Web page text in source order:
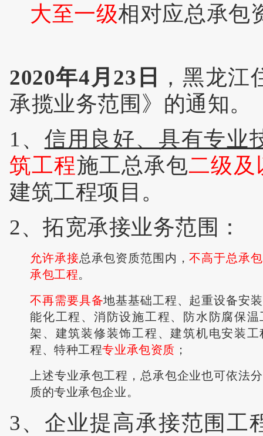
大至一级相对应总承包
2020年4月23日
，黑龙
承揽业务范围》的通知。
1、 信用良好、具有专业
筑工程施工总承包二级及
建筑工程项目。
2、拓宽承接业务范围：
允许承接总承包资质范围内，不高于总承
承包工程。
不再需要具备地基基础工程、起重设备安
能化工程、消防设施工程、防水防腐保
架、建筑装修装饰工程、建筑机电安装
程、特种工程专业承包资质 ；
上述专业承包工程，总承包企业也可依法
质的专业承包企业。
3、企业提高承接范围工